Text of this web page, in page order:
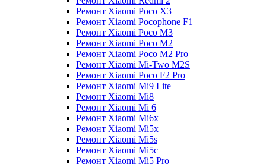
Ремонт Xiaomi Poco X3
Ремонт Xiaomi Pocophone F1
Ремонт Xiaomi Poco M3
Ремонт Xiaomi Poco M2
Ремонт Xiaomi Poco M2 Pro
Ремонт Xiaomi Mi-Two M2S
Ремонт Xiaomi Poco F2 Pro
Ремонт Xiaomi Mi9 Lite
Ремонт Xiaomi Mi8
Ремонт Xiaomi Mi 6
Ремонт Xiaomi Mi6x
Ремонт Xiaomi Mi5x
Ремонт Xiaomi Mi5s
Ремонт Xiaomi Mi5c
Ремонт Xiaomi Mi5 Pro